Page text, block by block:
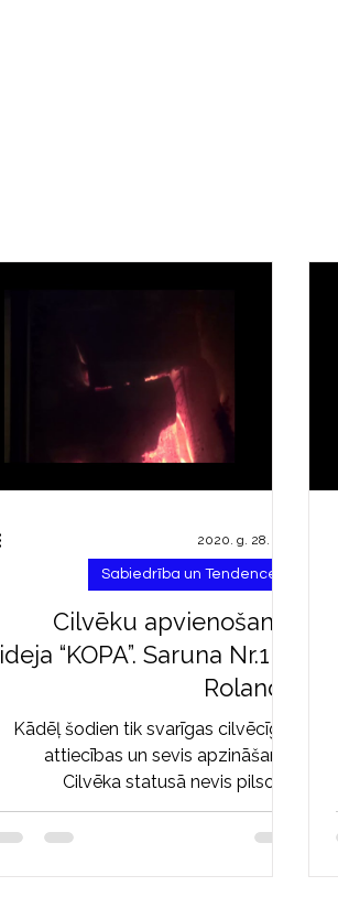
Cilvēku apvienošanās
ideja “KOPA”. Saruna Nr.1 ar
Rolandu
Kādēļ šodien tik svarīgas cilvēcīgās
attiecības un sevis apzināšanās
Cilvēka statusā nevis pilsoņa,
amatpersonas, nodokļu maksātāja,...
Sabiedrība un Tendences
2020. g. 28. dec.